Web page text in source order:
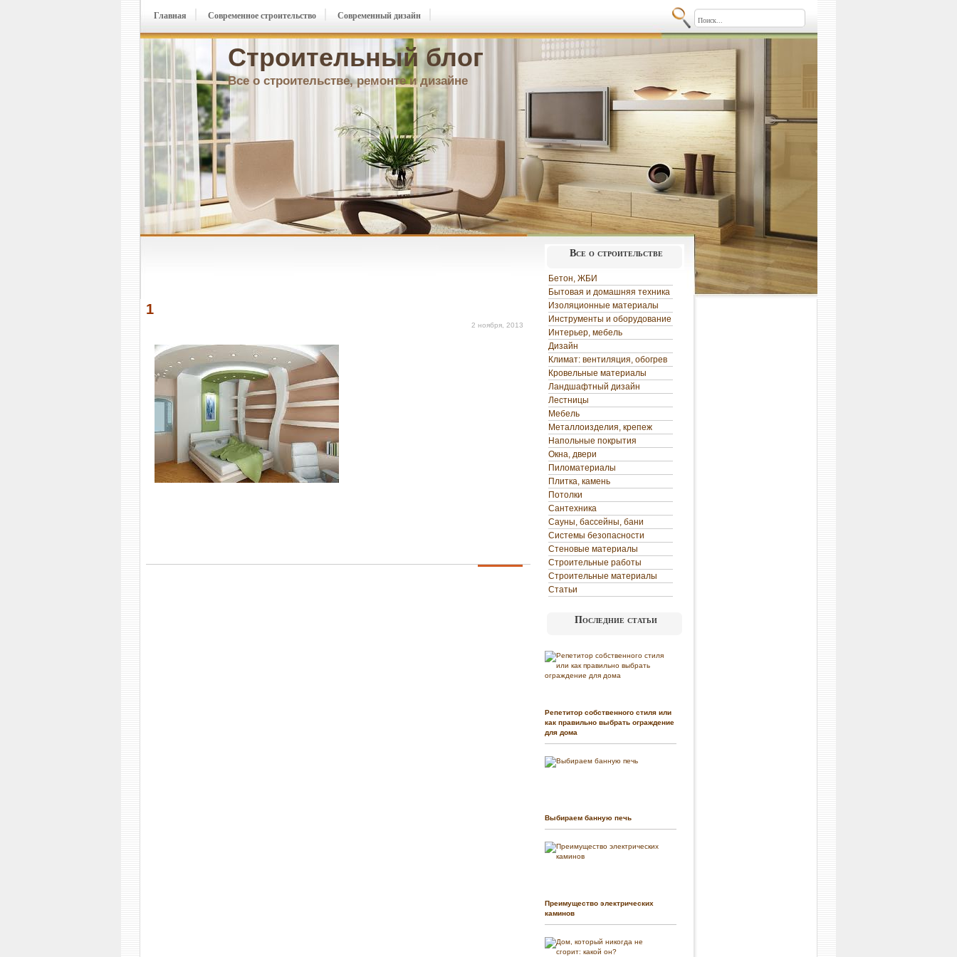
Строительный блог
Все о строительстве, ремонте и дизайне
Главная Современное строительство Современный дизайн
1
2 ноября, 2013
Все о строительстве
Бетон, ЖБИ
Бытовая и домашняя техника
Изоляционные материалы
Инструменты и оборудование
Интерьер, мебель
Дизайн
Климат: вентиляция, обогрев
Кровельные материалы
Ландшафтный дизайн
Лестницы
Мебель
Металлоизделия, крепеж
Напольные покрытия
Окна, двери
Пиломатериалы
Плитка, камень
Потолки
Сантехника
Сауны, бассейны, бани
Системы безопасности
Стеновые материалы
Строительные работы
Строительные материалы
Статьи
Последние статьи
Репетитор собственного стиля или
как правильно выбрать ограждение
для дома
Выбираем банную печь
Преимущество электрических
каминов